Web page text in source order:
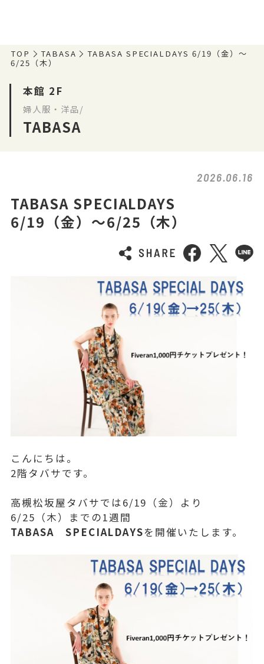
TOP TABASA
TABASA SPECIALDAYS 6/19（金）～
6/25（木）
本館 2F
婦人服・洋品/
TABASA
2026.06.16
TABASA SPECIALDAYS
6/19（金）～6/25（木）
こんにちは。
2階タバサです。
高槻松坂屋タバサでは6/19（金）より
6/25（木）までの1週間
TABASA SPECIALDAYSを開催いたします。